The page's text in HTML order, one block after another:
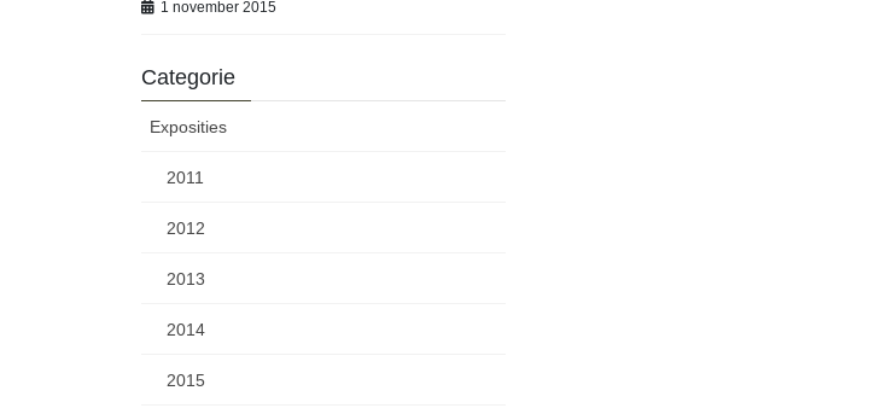
1 november 2015
Categorie
Exposities
2011
2012
2013
2014
2015